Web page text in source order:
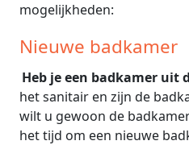
mogelijkheden:
Nieuwe badkamer
Heb je een badkamer uit
het sanitair en zijn de
wilt u gewoon de
het tijd om een nieuwe